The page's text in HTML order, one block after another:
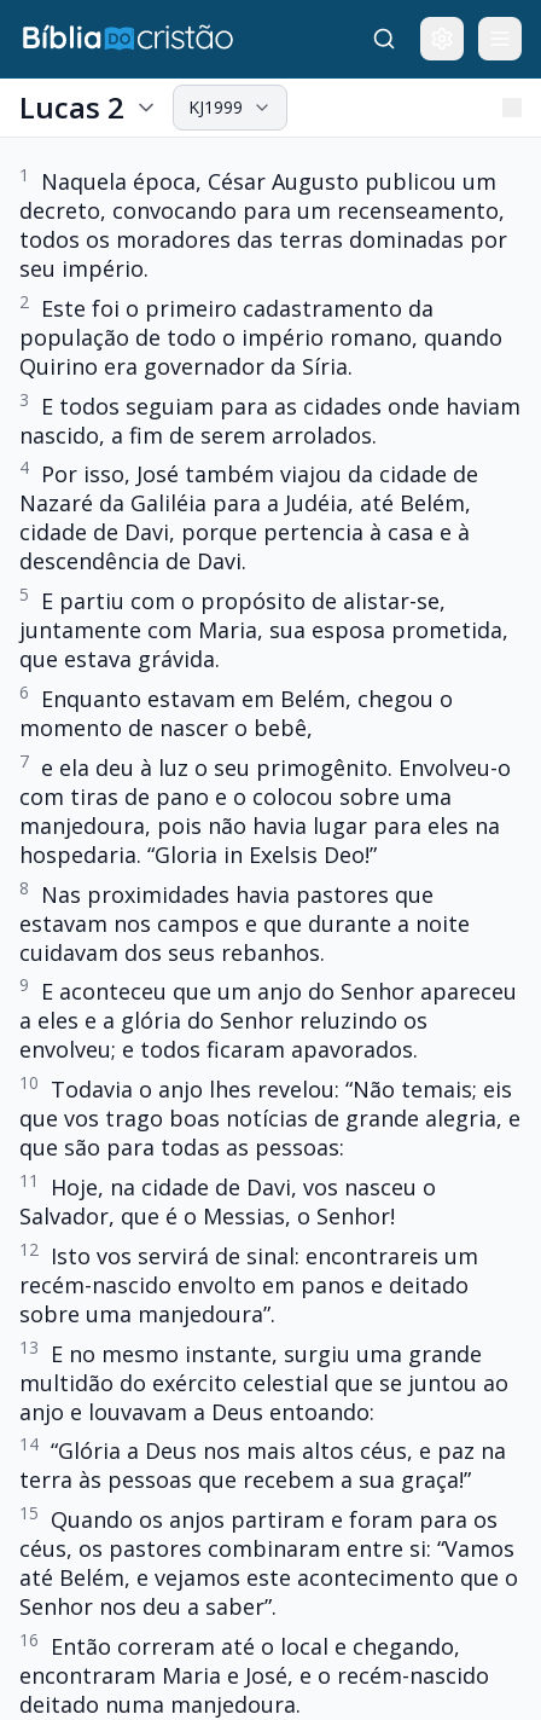
Lucas 2 KJ1999
1
Naquela época, César Augusto publicou um
decreto, convocando para um recenseamento,
todos os moradores das terras dominadas por
seu império.
2
Este foi o primeiro cadastramento da
população de todo o império romano, quando
Quirino era governador da Síria.
3
E todos seguiam para as cidades onde haviam
nascido, a fim de serem arrolados.
4
Por isso, José também viajou da cidade de
Nazaré da Galiléia para a Judéia, até Belém,
cidade de Davi, porque pertencia à casa e à
descendência de Davi.
5
E partiu com o propósito de alistar-se,
juntamente com Maria, sua esposa prometida,
que estava grávida.
6
Enquanto estavam em Belém, chegou o
momento de nascer o bebê,
7 e ela deu à luz o seu primogênito. Envolveu-o
com tiras de pano e o colocou sobre uma
manjedoura, pois não havia lugar para eles na
hospedaria. “Gloria in Exelsis Deo!”
8
Nas proximidades havia pastores que
estavam nos campos e que durante a noite
cuidavam dos seus rebanhos.
9
E aconteceu que um anjo do Senhor apareceu
a eles e a glória do Senhor reluzindo os
envolveu; e todos ficaram apavorados.
10
Todavia o anjo lhes revelou: “Não temais; eis
que vos trago boas notícias de grande alegria, e
que são para todas as pessoas:
11
Hoje, na cidade de Davi, vos nasceu o
Salvador, que é o Messias, o Senhor!
12
Isto vos servirá de sinal: encontrareis um
recém-nascido envolto em panos e deitado
sobre uma manjedoura”.
13
E no mesmo instante, surgiu uma grande
multidão do exército celestial que se juntou ao
anjo e louvavam a Deus entoando:
14 “Glória a Deus nos mais altos céus, e paz na
terra às pessoas que recebem a sua graça!”
15
Quando os anjos partiram e foram para os
céus, os pastores combinaram entre si: “Vamos
até Belém, e vejamos este acontecimento que o
Senhor nos deu a saber”.
16
Então correram até o local e chegando,
encontraram Maria e José, e o recém-nascido
deitado numa manjedoura.